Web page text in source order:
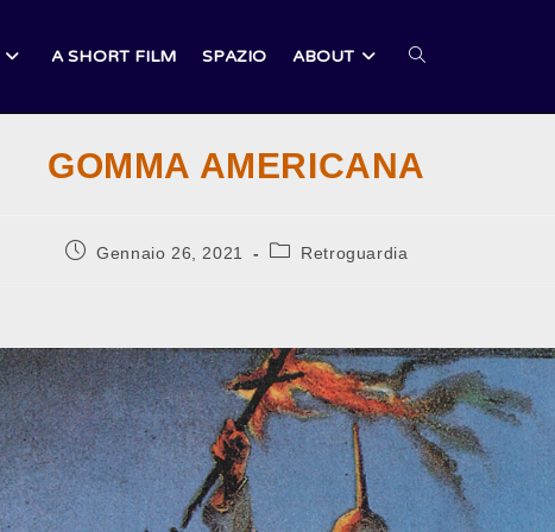
A SHORT FILM SPAZIO ABOUT ATTIVA/DISATTIVA
LA
SUL
SITO
GOMMA AMERICANA
ArticoloGennaio 26, 2021
Categoria
Retroguardia